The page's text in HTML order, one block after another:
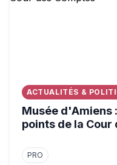
ACTUALITÉS &
Musée d'Amiens
points de la Cour
PRO